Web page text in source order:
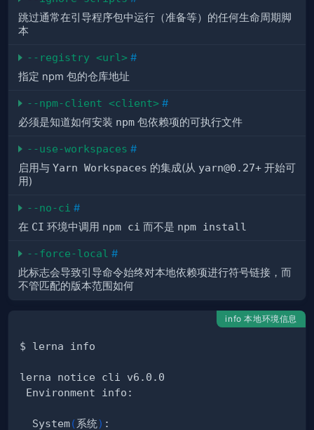
跳过通常在引导程序包中运行（准备等）的任何生命周期脚
本
--registry <url> #
指定 npm 包的仓库地址
--npm-client <client> #
必须是知道如何安装 npm 包依赖项的可执行文件
--use-workspaces #
启用与 Yarn Workspaces 的集成(从 yarn@0.27+ 开始可
用)
--no-ci #
在 CI 环境中调用 npm ci 而不是 npm install
--force-local #
此标志会导致引导命令始终对本地依赖项进行符号链接，而
不管匹配的版本范围如何
info 本地环境信息
  System
(系统)